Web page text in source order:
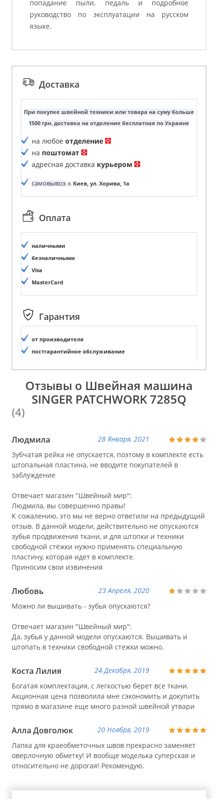
попадание пыли, педаль и подробное
руководство по эксплуатации на русском
языке.
Доставка
При покупке швейной техники или товара на суму больше
1500 грн. доставка на отделение бесплатная по Украине
на любое отделение
на поштомат
адресная доставка курьером
самовывоз: г. Киев, ул. Хорива, 1а
Оплата
наличными
безналичными
Visa
MasterCard
Гарантия
от производителя
постгарантийное обслуживание
Отзывы о Швейная машина
SINGER PATCHWORK 7285Q
(4)
Людмила
28 Января, 2021
Зубчатая рейка не опускается, поэтому в комплекте есть
штопальная пластина, не вводите покупателей в
заблуждение
Отвечает магазин "Швейный мир":
Людмила, вы совершенно правы!
К сожалению, это мы не верно ответили на предыдущий
отзыв. В данной модели, действительно не опускаются
зубья продвижения ткани, и для штопки и техники
свободной стёжки нужно применять специальную
пластину, которая идет в комплекте.
Приносим свои извинения
Любовь
23 Апреля, 2020
Можно ли вышивать - зубья опускаются?
Отвечает магазин "Швейный мир":
Да, зубья у данной модели опускаются. Вышивать и
штопать в техники свободной стежки можно.
Коста Лилия
24 Декабря, 2019
Богатая комплектация, с легкостью берет все ткани.
Акционная цена позволила мне сэкономить и докупить
прямо в магазине еще много разной швейной утвари
Алла Довголюк
20 Ноября, 2019
Лапка для краеобметочных швов прекрасно заменяет
оверлочную обметку! И вообще моделька суперская и
относительно не дорогая! Рекомендую.